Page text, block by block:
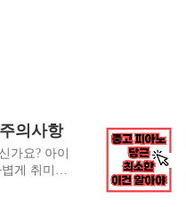
의사항
가요? 아이
게 취미용
중해 주시